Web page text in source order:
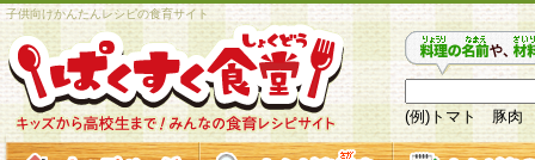
子供向けかんたんレシピの食育サイト
(例)トマト 豚肉